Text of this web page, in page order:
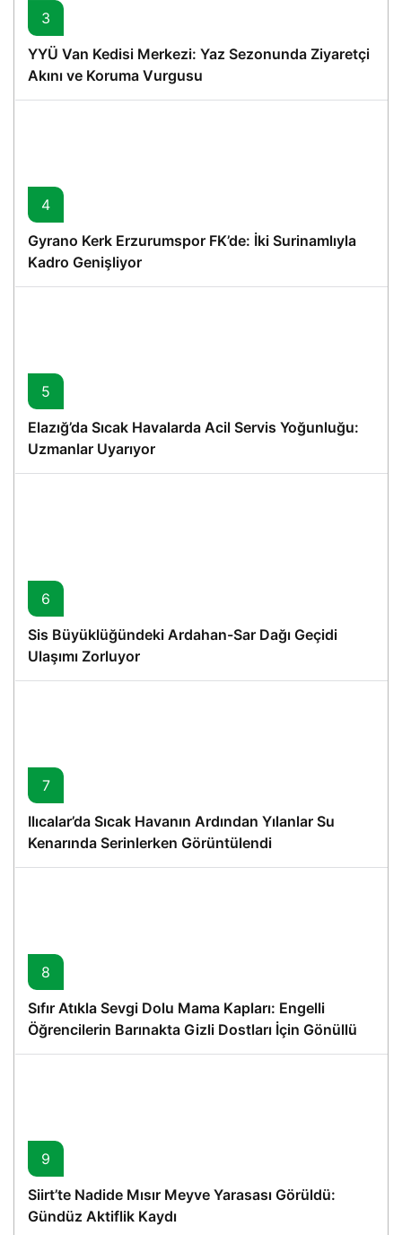
3
YYÜ Van Kedisi Merkezi: Yaz Sezonunda Ziyaretçi
Akını ve Koruma Vurgusu
4
Gyrano Kerk Erzurumspor FK’de: İki Surinamlıyla
Kadro Genişliyor
5
Elazığ’da Sıcak Havalarda Acil Servis Yoğunluğu:
Uzmanlar Uyarıyor
6
Sis Büyüklüğündeki Ardahan-Sar Dağı Geçidi
Ulaşımı Zorluyor
7
Ilıcalar’da Sıcak Havanın Ardından Yılanlar Su
Kenarında Serinlerken Görüntülendi
8
Sıfır Atıkla Sevgi Dolu Mama Kapları: Engelli
Öğrencilerin Barınakta Gizli Dostları İçin Gönüllü
Proje
9
Siirt’te Nadide Mısır Meyve Yarasası Görüldü:
Gündüz Aktiflik Kaydı